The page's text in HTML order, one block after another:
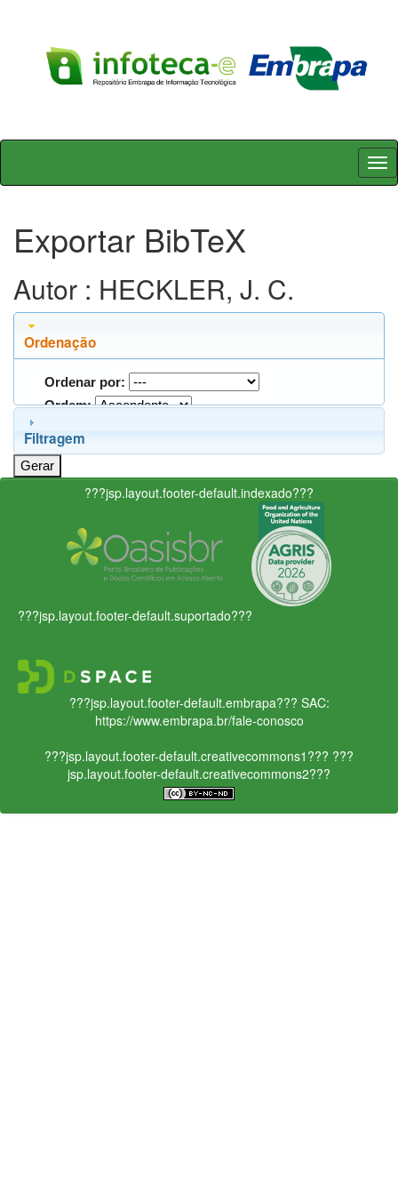
Skip
Exportar BibTeX
Autor : HECKLER, J. C.
Ordenação
Ordenar por:
Ordem:
Filtragem
???jsp.layout.footer-default.indexado???
???jsp.layout.footer-default.suportado???
???jsp.layout.footer-default.embrapa??? SAC:
https://www.embrapa.br/fale-conosco
???jsp.layout.footer-default.creativecommons1??? ???
jsp.layout.footer-default.creativecommons2???